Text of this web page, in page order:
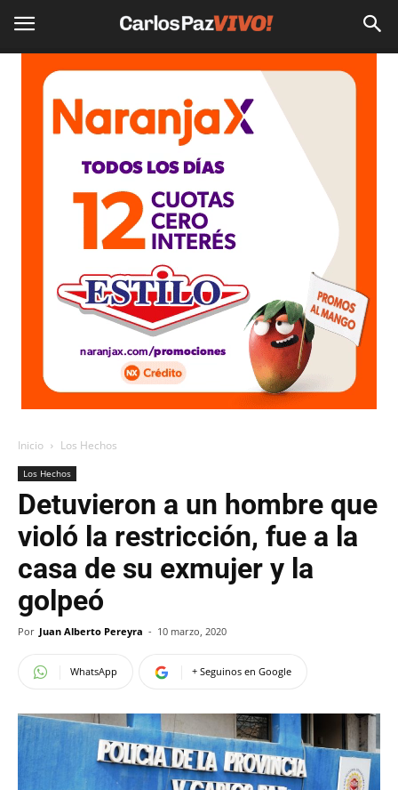
Inicio Los Hechos
Los Hechos
Detuvieron a un hombre que
violó la restricción, fue a la
casa de su exmujer y la
golpeó
Por Juan Alberto Pereyra - 10 marzo, 2020
WhatsApp + Seguinos en Google